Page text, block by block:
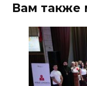
Вам также